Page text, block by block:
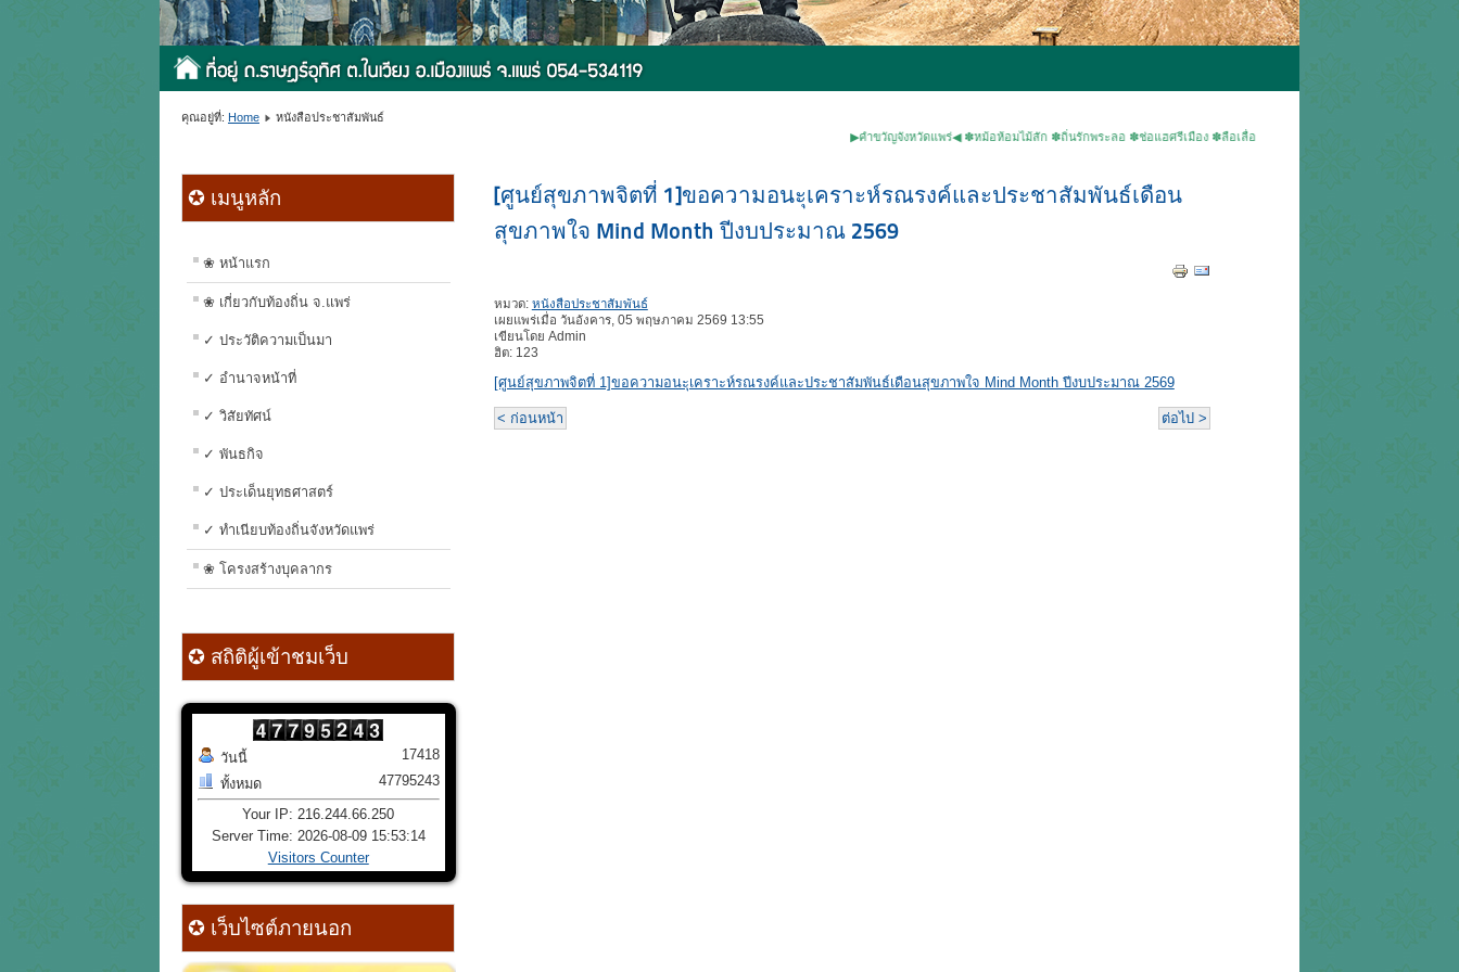
คุณอยู่ที่: Home
หนังสือประชาสัมพันธ์
▶คำขวัญจังหวัดแพร่◀ ✽หม้อห้อมไม้สัก ✽ถิ่นรักพระลอ ✽ช่อแฮศรีเมือง ✽ลือเลื่องแพะเมืองผี ✽คนแพร่นี้ใจงาม ▶ยินดีต้อนรับเข้าสู่
✪ เมนูหลัก
❀ หน้าแรก
❀ เกี่ยวกับท้องถิ่น จ.แพร่
✓ ประวัติความเป็นมา
✓ อำนาจหน้าที่
✓ วิสัยทัศน์
✓ พันธกิจ
✓ ประเด็นยุทธศาสตร์
✓ ทำเนียบท้องถิ่นจังหวัดแพร่
❀ โครงสร้างบุคลากร
✪ สถิติผู้เข้าชมเว็บ
วันนี้
ทั้งหมด
17418
47795243
Your IP: 216.244.66.250
Server Time: 2026-08-09 15:53:14
Visitors Counter
✪ เว็บไซต์ภายนอก
[ศูนย์สุขภาพจิตที่ 1]ขอความอนะุเคราะห์รณรงค์และประชาสัมพันธ์เดือน
สุขภาพใจ Mind Month ปีงบประมาณ 2569
หมวด: หนังสือประชาสัมพันธ์
เผยแพร่เมื่อ วันอังคาร, 05 พฤษภาคม 2569 13:55
เขียนโดย Admin
ฮิต: 123
[ศูนย์สุขภาพจิตที่ 1]ขอความอนะุเคราะห์รณรงค์และประชาสัมพันธ์เดือนสุขภาพใจ Mind Month ปีงบประมาณ 2569
< ก่อนหน้า ต่อไป >